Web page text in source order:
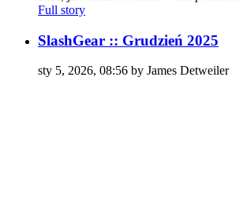
Full story
SlashGear :: Grudzień 2025
sty 5, 2026, 08:56 by James Detweiler